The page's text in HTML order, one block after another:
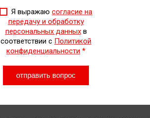
Я выражаю согласие на
передачу и обработку
персональных данныхв
соответствии с Политикой
конфиденциальности *